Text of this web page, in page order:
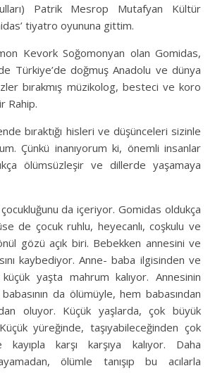
Patrik Mesrop Mutafyan Kültür
tiyatro oyununa gittim.
Kevork Soğomonyan olan Gomidas,
Türkiye’de doğmuş Anadolu ve dünya
bırakmış müzikolog, besteci ve koro
Rahip.
bıraktığı hisleri ve düşünceleri sizinle
Çünkü inanıyorum ki, önemli insanlar
ölümsüzleşir ve dillerde yaşamaya
çocukluğunu da içeriyor. Gomidas oldukça
de çocuk ruhlu, heyecanlı, coşkulu ve
gözü açık biri. Bebekken annesini ve
kaybediyor. Anne- baba ilgisinden ve
yaşta mahrum kalıyor. Annesinin
da ölümüyle, hem babasından
oluyor. Küçük yaşlarda, çok büyük
yüreğinde, taşıyabileceğinden çok
karşı karşıya kalıyor. Daha
ölümle tanışıp bu acılarla